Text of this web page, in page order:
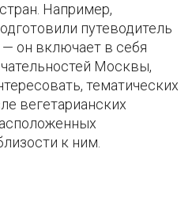
Например,
путеводитель
он включает в себя
Москвы,
тематических
вегетарианских
к ним.